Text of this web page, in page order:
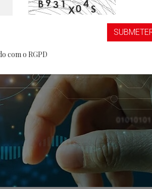
com o RGPD